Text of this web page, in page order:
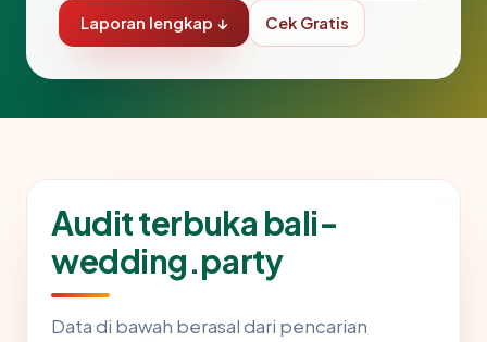
Laporan lengkap ↓ Cek Gratis
Audit terbuka bali-
wedding.party
Data di bawah berasal dari pencarian